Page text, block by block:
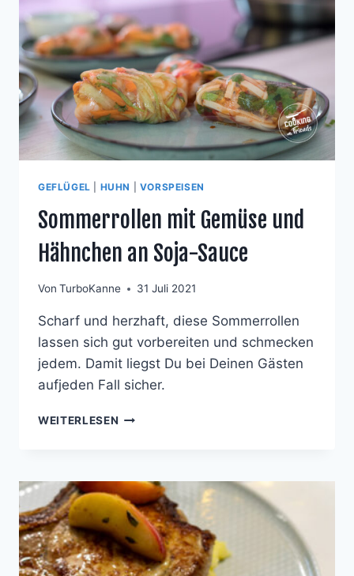
GEFLÜGEL HUHN VORSPEISEN
Sommerrollen mit Gemüse und
Hähnchen an Soja-Sauce
Von TurboKanne 31 Juli 2021
Scharf und herzhaft, diese Sommerrollen
lassen sich gut vorbereiten und schmecken
jedem. Damit liegst Du bei Deinen Gästen
aufjeden Fall sicher.
WEITERLESEN SOMMERROLLEN
HÄHNCHEN
AN
SOJA-
SAUCE